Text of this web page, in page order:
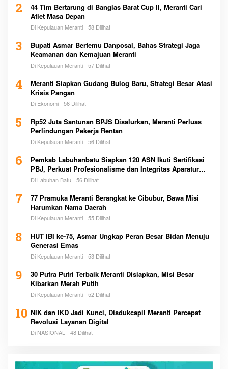
2
44 Tim Bertarung di Banglas Barat Cup II, Meranti Cari
Atlet Masa Depan
Di Kepulauan Meranti 58 Dilihat
3
Bupati Asmar Bertemu Danposal, Bahas Strategi Jaga
Keamanan dan Kemajuan Meranti
Di Kepulauan Meranti 57 Dilihat
4
Meranti Siapkan Gudang Bulog Baru, Strategi Besar Atasi
Krisis Pangan
Di Ekonomi 56 Dilihat
5
Rp52 Juta Santunan BPJS Disalurkan, Meranti Perluas
Perlindungan Pekerja Rentan
Di Kepulauan Meranti 56 Dilihat
6
Pemkab Labuhanbatu Siapkan 120 ASN Ikuti Sertifikasi
PBJ, Perkuat Profesionalisme dan Integritas Aparatur
Pemerintah
Di Labuhan Batu 56 Dilihat
7
77 Pramuka Meranti Berangkat ke Cibubur, Bawa Misi
Harumkan Nama Daerah
Di Kepulauan Meranti 55 Dilihat
8
HUT IBI ke-75, Asmar Ungkap Peran Besar Bidan Menuju
Generasi Emas
Di Kepulauan Meranti 53 Dilihat
9
30 Putra Putri Terbaik Meranti Disiapkan, Misi Besar
Kibarkan Merah Putih
Di Kepulauan Meranti 52 Dilihat
10 NIK dan IKD Jadi Kunci, Disdukcapil Meranti Percepat
Revolusi Layanan Digital
Di NASIONAL 48 Dilihat